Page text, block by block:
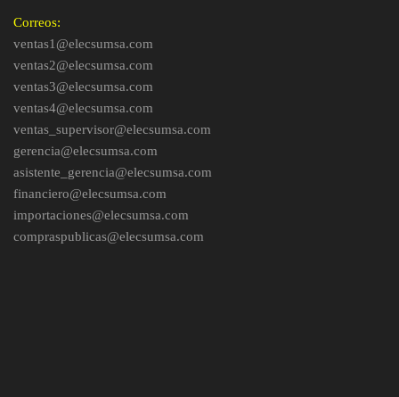
Correos:
ventas1@elecsumsa.com
ventas2@elecsumsa.com
ventas3@elecsumsa.com
ventas4@elecsumsa.com
ventas_supervisor@elecsumsa.com
gerencia@elecsumsa.com
asistente_gerencia@elecsumsa.com
financiero@elecsumsa.com
importaciones@elecsumsa.com
compraspublicas@elecsumsa.com